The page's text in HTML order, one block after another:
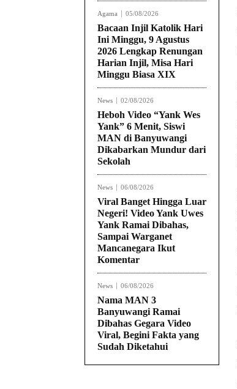
Agama 05/08/2026
Bacaan Injil Katolik Hari
Ini Minggu, 9 Agustus
2026 Lengkap Renungan
Harian Injil, Misa Hari
Minggu Biasa XIX
News 02/08/2026
Heboh Video “Yank Wes
Yank” 6 Menit, Siswi
MAN di Banyuwangi
Dikabarkan Mundur dari
Sekolah
News 06/08/2026
Viral Banget Hingga Luar
Negeri! Video Yank Uwes
Yank Ramai Dibahas,
Sampai Warganet
Mancanegara Ikut
Komentar
News 06/08/2026
Nama MAN 3
Banyuwangi Ramai
Dibahas Gegara Video
Viral, Begini Fakta yang
Sudah Diketahui